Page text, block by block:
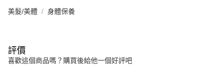
美髮/美體 身體保養
評價
喜歡這個商品嗎？購買後給他一個好評吧